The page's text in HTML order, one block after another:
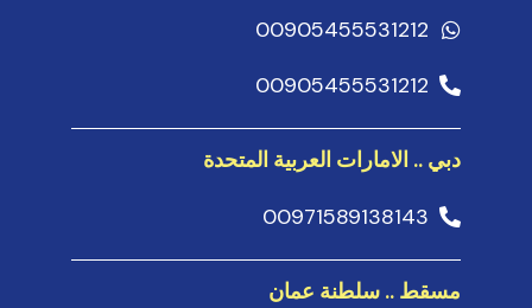
00905455531212
00905455531212
دبي .. الامارات العربية المتحدة
00971589138143
مسقط .. سلطنة عمان